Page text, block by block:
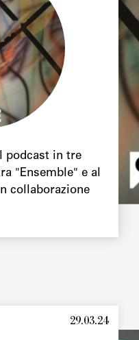
podcast in tre
"Ensemble" e al
collaborazione
29.03.24